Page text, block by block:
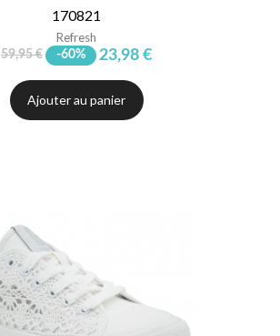
170821
Refresh
59,95 € -60% 23,98 €
Ajouter au panier